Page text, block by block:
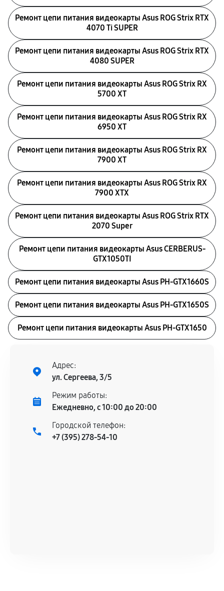
Ремонт цепи питания видеокарты Asus ROG Strix RTX
4070 Ti SUPER
Ремонт цепи питания видеокарты Asus ROG Strix RTX
4080 SUPER
Ремонт цепи питания видеокарты Asus ROG Strix RX
5700 XT
Ремонт цепи питания видеокарты Asus ROG Strix RX
6950 XT
Ремонт цепи питания видеокарты Asus ROG Strix RX
7900 XT
Ремонт цепи питания видеокарты Asus ROG Strix RX
7900 XTX
Ремонт цепи питания видеокарты Asus ROG Strix RTX
2070 Super
Ремонт цепи питания видеокарты Asus CERBERUS-
GTX1050TI
Ремонт цепи питания видеокарты Asus PH-GTX1660S
Ремонт цепи питания видеокарты Asus PH-GTX1650S
Ремонт цепи питания видеокарты Asus PH-GTX1650
Адрес:
ул. Сергеева, 3/5
Режим работы:
Ежедневно, с 10:00 до 20:00
Городской телефон:
+7 (395) 278-54-10